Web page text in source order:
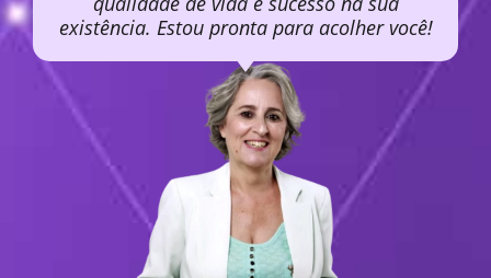
existência. Estou pronta para acolher você!